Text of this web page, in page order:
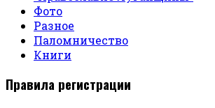
Фото
Разное
Паломничество
Книги
Правила регистрации